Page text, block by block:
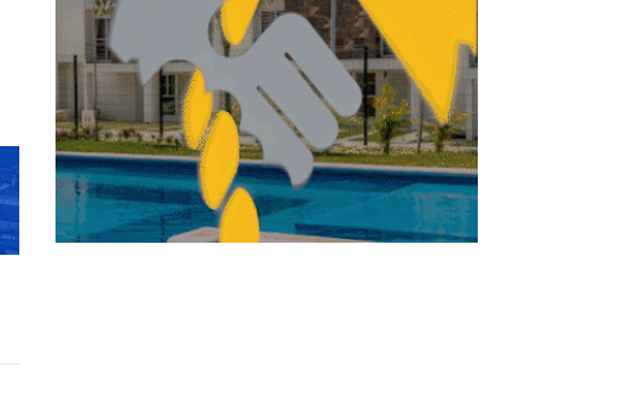
Por primera vez en CDXM, Ford Mobility lanza
reto City: One